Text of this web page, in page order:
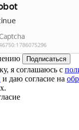
Подписаться
я соглашаюсь с
и даю согласие на